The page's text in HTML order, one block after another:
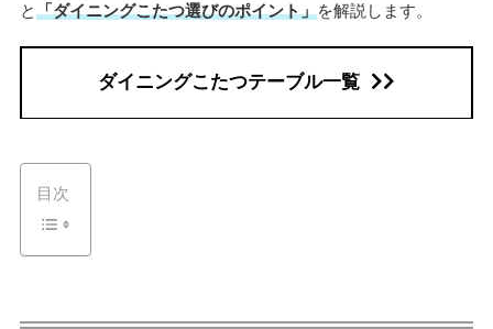
と「ダイニングこたつ選びのポイント」を解説します。
ダイニングこたつテーブル一覧
目次